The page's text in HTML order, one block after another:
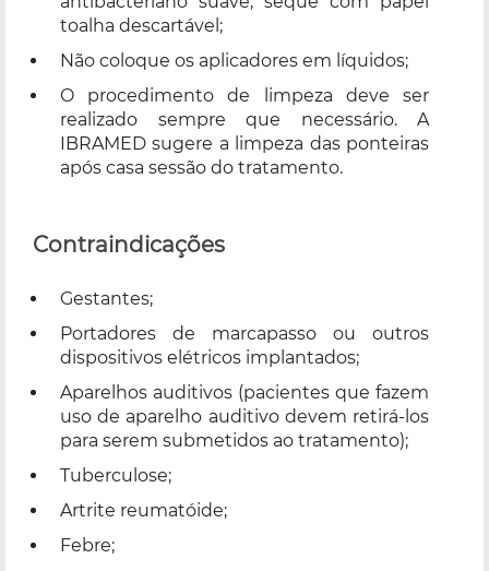
toalha descartável;
Não coloque os aplicadores em líquidos;
O procedimento de limpeza deve ser
realizado sempre que necessário. A
IBRAMED sugere a limpeza das ponteiras
após casa sessão do tratamento.
Contraindicações
Gestantes;
Portadores de marcapasso ou outros
dispositivos elétricos implantados;
Aparelhos auditivos (pacientes que fazem
uso de aparelho auditivo devem retirá-los
para serem submetidos ao tratamento);
Tuberculose;
Artrite reumatóide;
Febre;